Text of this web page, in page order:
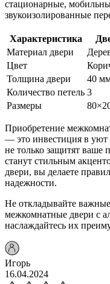
стационарные,
звукоизолированные
Характеристика
Материал двери
Цвет
Толщина двери
40
Количество петель 3
Размеры
Приобретение
— это инвестиция в уют
не только защитят ваше
станут стильным
двери, вы делаете
надежности.
Не откладывайте
межкомнатные двери с
наслаждайтесь их
Игорь
16.04.2024